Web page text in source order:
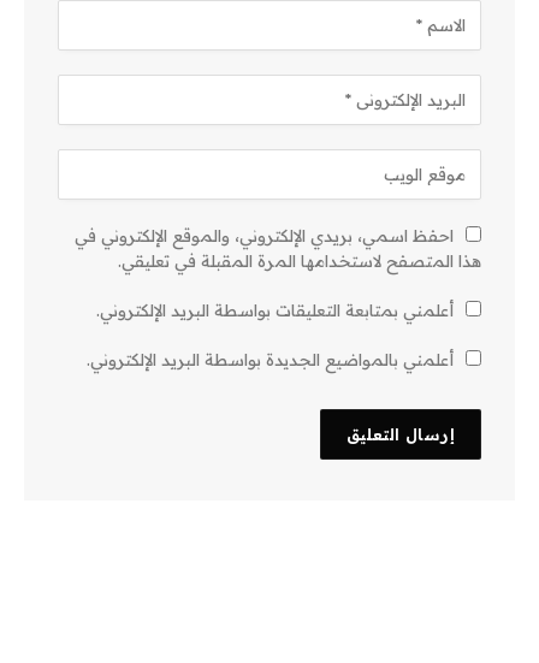
احفظ اسمي، بريدي الإلكتروني، والموقع الإلكتروني في
هذا المتصفح لاستخدامها المرة المقبلة في تعليقي.
أعلمني بمتابعة التعليقات بواسطة البريد الإلكتروني.
أعلمني بالمواضيع الجديدة بواسطة البريد الإلكتروني.